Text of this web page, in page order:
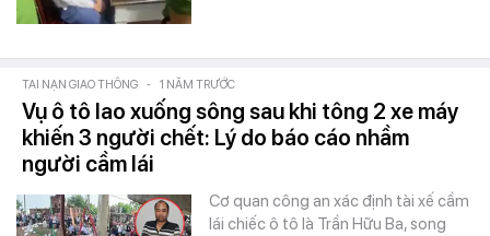
TAI NẠN GIAO THÔNG - 1 NĂM TRƯỚC
Vụ ô tô lao xuống sông sau khi tông 2 xe máy
khiến 3 người chết: Lý do báo cáo nhầm
người cầm lái
Cơ quan công an xác định tài xế cầm
lái chiếc ô tô là Trần Hữu Ba, song